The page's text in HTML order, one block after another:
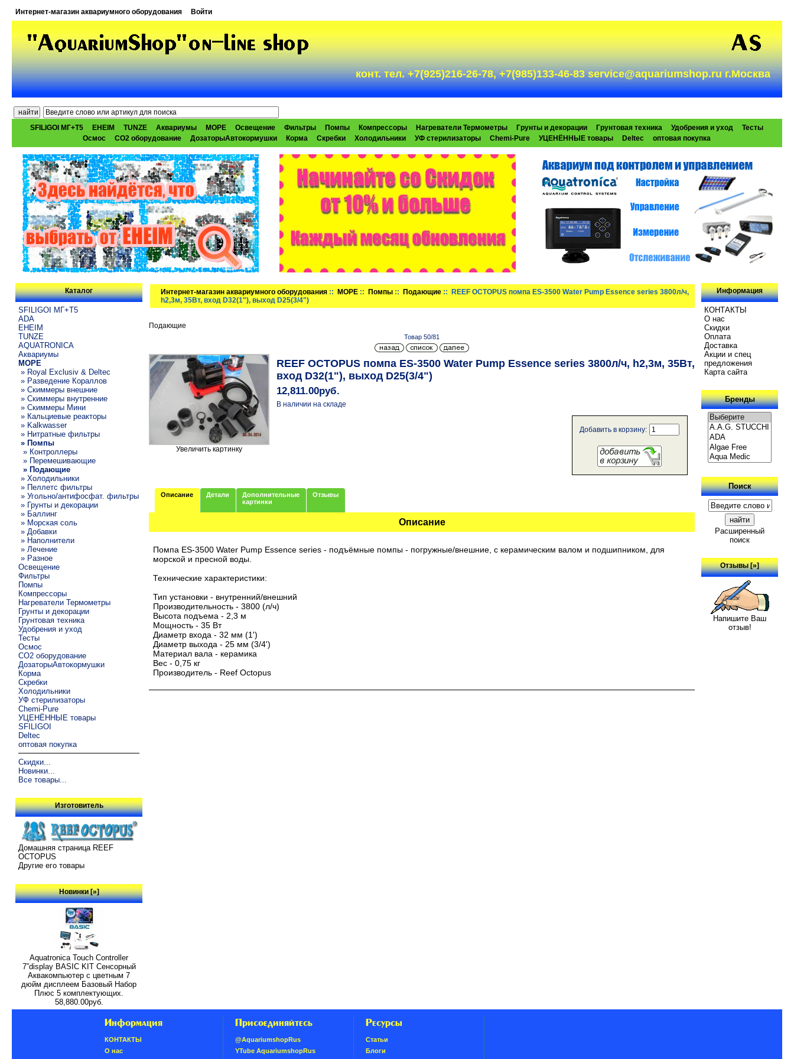
Интернет-магазин аквариумного оборудования Войти
конт. тел. +7(925)216-26-78, +7(985)133-46-83 service@aquariumshop.ru г.Москва
SFILIGOI МГ+Т5 EHEIM TUNZE Аквариумы МОРЕ Освещение Фильтры Помпы Компрессоры Нагреватели Термометры Грунты и декорации Грунтовая техника Удобрения и уход
Тесты
Осмос
CO2 оборудование ДозаторыАвтокормушки Корма Скребки Холодильники УФ стерилизаторы Chemi-Pure УЦЕНЁННЫЕ товары Deltec оптовая покупка
Каталог
SFILIGOI МГ+Т5
ADA
EHEIM
TUNZE
AQUATRONICA
Аквариумы
МОРЕ
» Royal Exclusiv & Deltec
» Разведение Кораллов
» Скиммеры внешние
» Скиммеры внутренние
» Скиммеры Мини
» Кальциевые реакторы
» Kalkwasser
» Нитратные фильтры
» Помпы
» Контроллеры
» Перемешивающие
» Подающие
» Холодильники
» Пеллетс фильтры
» Угольно/антифосфат. фильтры
» Грунты и декорации
» Баллинг
» Морская соль
» Добавки
» Наполнители
» Лечение
» Разное
Освещение
Фильтры
Помпы
Компрессоры
Нагреватели Термометры
Грунты и декорации
Грунтовая техника
Удобрения и уход
Тесты
Осмос
CO2 оборудование
ДозаторыАвтокормушки
Корма
Скребки
Холодильники
УФ стерилизаторы
Chemi-Pure
УЦЕНЁННЫЕ товары
SFILIGOI
Deltec
оптовая покупка
Скидки...
Новинки...
Все товары...
Изготовитель
Домашняя страница REEF
OCTOPUS
Другие его товары
Новинки [»]
Aquatronica Touch Controller
7”display BASIC KIT Сенсорный
Аквакомпьютер с цветным 7
дюйм дисплеем Базовый Набор
Плюс 5 комплектующих.
58,880.00руб.
Интернет-магазин аквариумного оборудования :: МОРЕ :: Помпы :: Подающие :: REEF OCTOPUS помпа ES-3500 Water Pump Essence series 3800л/ч,
h2,3м, 35Вт, вход D32(1"), выход D25(3/4")
Подающие
Товар 50/81
Увеличить картинку
REEF OCTOPUS помпа ES-3500 Water Pump Essence series 3800л/ч, h2,3м, 35Вт,
вход D32(1"), выход D25(3/4")
12,811.00руб.
В наличии на складе
Добавить в корзину:
Описание Детали
Дополнительные
картинки
Отзывы
Описание
Помпа ES-3500 Water Pump Essence series - подъёмные помпы - погружные/внешние, с керамическим валом и подшипником, для
морской и пресной воды.
Технические характеристики:
Тип установки - внутренний/внешний
Производительность - 3800 (л/ч)
Высота подъема - 2,3 м
Мощность - 35 Вт
Диаметр входа - 32 мм (1')
Диаметр выхода - 25 мм (3/4')
Материал вала - керамика
Вес - 0,75 кг
Производитель - Reef Octopus
Информация
КОНТАКТЫ
О нас
Скидки
Oплатa
Доставка
Акции и спец
предложения
Карта сайта
Бренды
Поиск
Расширенный
поиск
Отзывы [»]
Напишите Ваш
отзыв!
Информация
КОНТАКТЫ
О нас
Присоединяйтесь
@AquariumshopRus
YTube AquariumshopRus
Ресурсы
Статьи
Блоги